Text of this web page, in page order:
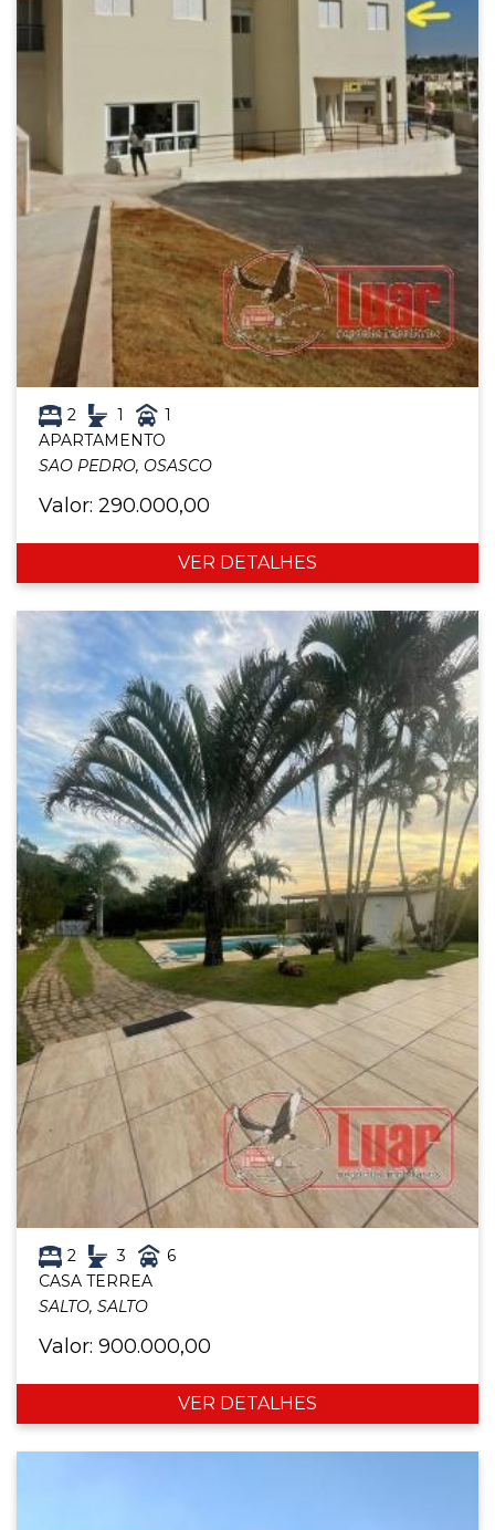
2 1
1
APARTAMENTO
SAO PEDRO, OSASCO
Valor: 290.000,00
VER DETALHES
2 3
6
CASA TERREA
SALTO, SALTO
Valor: 900.000,00
VER DETALHES